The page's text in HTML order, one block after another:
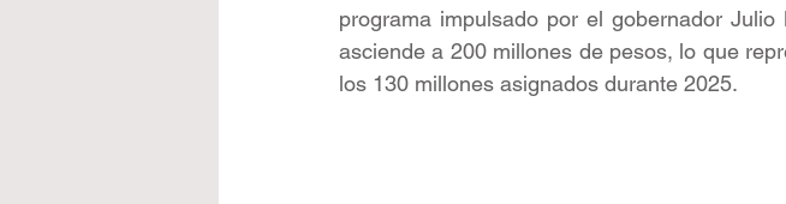
programa impulsado por el gobernador
asciende a 200 millones de pesos, lo que
los 130 millones asignados durante 2025.